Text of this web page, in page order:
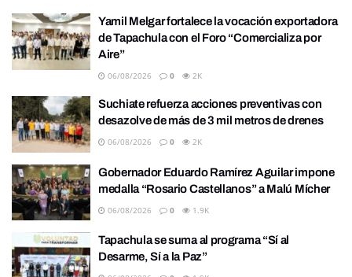
Yamil Melgar fortalece la vocación exportadora
de Tapachula con el Foro “Comercializa por
Aire”
06/08/2026 0 2K
Suchiate refuerza acciones preventivas con
desazolve de más de 3 mil metros de drenes
06/08/2026 0 2K
Gobernador Eduardo Ramírez Aguilar impone
medalla “Rosario Castellanos” a Malú Mícher
06/08/2026 0 1.9K
Tapachula se suma al programa “Sí al
Desarme, Sí a la Paz”